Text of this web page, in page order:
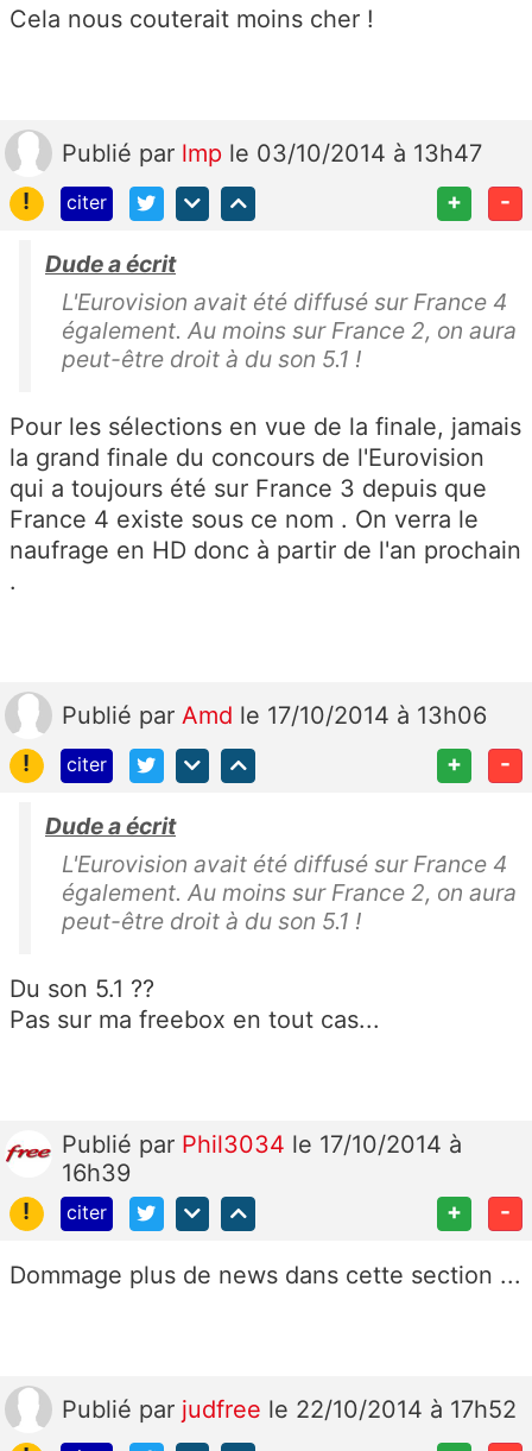
Cela nous couterait moins cher !
Publié par lmp le 03/10/2014 à 13h47
!
citer + -
Dude a écrit
L'Eurovision avait été diffusé sur France 4
également. Au moins sur France 2, on aura
peut-être droit à du son 5.1 !
Pour les sélections en vue de la finale, jamais
la grand finale du concours de l'Eurovision
qui a toujours été sur France 3 depuis que
France 4 existe sous ce nom . On verra le
naufrage en HD donc à partir de l'an prochain
.
Publié par Amd le 17/10/2014 à 13h06
!
citer + -
Dude a écrit
L'Eurovision avait été diffusé sur France 4
également. Au moins sur France 2, on aura
peut-être droit à du son 5.1 !
Du son 5.1 ??
Pas sur ma freebox en tout cas...
Publié par Phil3034 le 17/10/2014 à
16h39
!
citer + -
Dommage plus de news dans cette section ...
Publié par judfree le 22/10/2014 à 17h52